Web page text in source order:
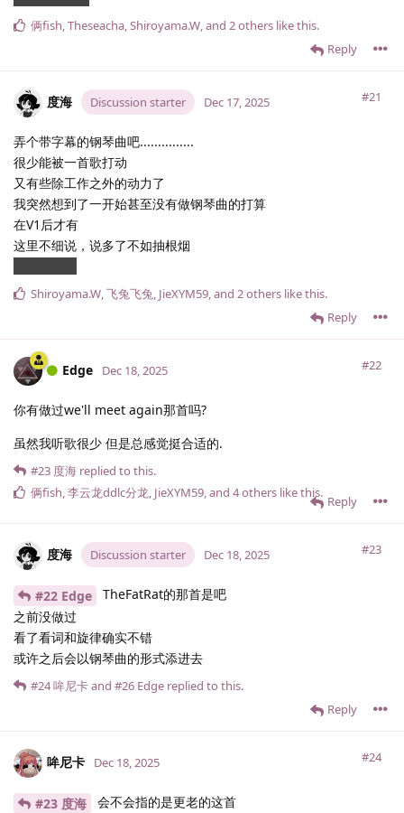
Reply
俩fish,Theseacha,Shiroyama.​W, and 2others like this.
度海 Discussion starter #21
Dec 17, 2025
弄个带字幕的钢琴曲吧...............
很少能被一首歌打动
又有些除工作之外的动力了
我突然想到了一开始甚至没有做钢琴曲的打算
在V1后才有
这里不细说，说多了不如抽根烟
Reply
Shiroyama.​W,飞兔飞兔, JieXYM59, and 2others like this.
Edge #22
Dec 18, 2025
你有做过we'll meet again那首吗?
虽然我听歌很少 但是总感觉挺合适的.
Reply
#23 度海 replied to this.
俩fish,李云龙ddlc分龙, JieXYM59, and 4others like this.
度海 Discussion starter #23
Dec 18, 2025
#22 Edge
TheFatRat的那首是吧
之前没做过
看了看词和旋律确实不错
或许之后会以钢琴曲的形式添进去
Reply
#24哞尼卡and #26 Edge replied to this.
哞尼卡 #24
Dec 18, 2025
#23 度海 会不会指的是更老的这首